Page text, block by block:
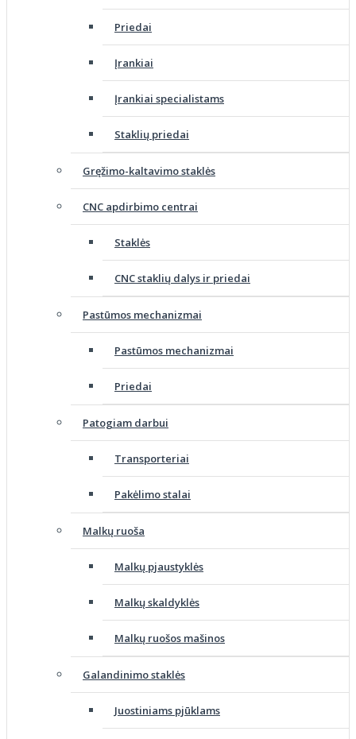
Priedai
Įrankiai
Įrankiai specialistams
Staklių priedai
Gręžimo-kaltavimo staklės
CNC apdirbimo centrai
Staklės
CNC staklių dalys ir priedai
Pastūmos mechanizmai
Pastūmos mechanizmai
Priedai
Patogiam darbui
Transporteriai
Pakėlimo stalai
Malkų ruoša
Malkų pjaustyklės
Malkų skaldyklės
Malkų ruošos mašinos
Galandinimo staklės
Juostiniams pjūklams